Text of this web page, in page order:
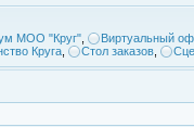
МОО "Круг" Виртуальный
Круга Стол заказов